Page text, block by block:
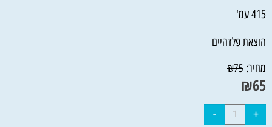
415 עמ'
הוצאת פלדהיים
מחיר:
₪75
₪65